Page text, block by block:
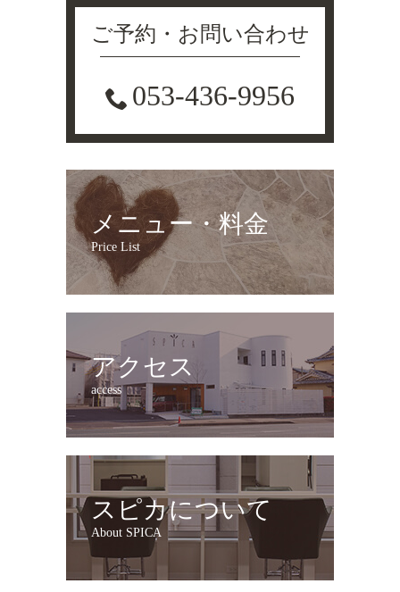
ご予約・お問い合わせ
053-436-9956
メニュー・料金
Price List
アクセス
access
スピカについて
About SPICA